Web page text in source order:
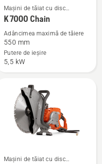
Vezi
mai
multe
detalii
despre
K 7000
Mașini de tăiat cu disc
electrice, cu acumulatori
K 7000 Chain
Adâncimea maximă de tăiere
550 mm
Putere de ieșire
5,5 kW
Vezi
Mașini de tăiat cu disc